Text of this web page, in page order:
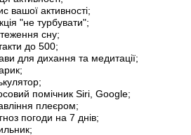
вашої активності;
"не турбувати";
сну;
до 500;
для дихання та медитації;
помічник Siri, Google;
плеєром;
погоди на 7 днів;